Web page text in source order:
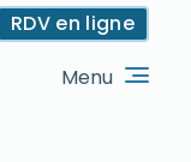
RDV en ligne
Menu